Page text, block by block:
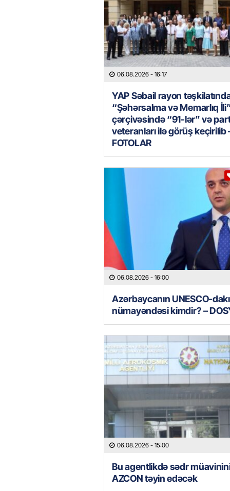
06.08.2026 - 16:17
YAP Səbail rayon
“Şəhərsalma və Memarlıq
çərçivəsində “91-lər” və
veteranları ilə görüş keçirilib
FOTOLAR
06.08.2026 - 16:00
Azərbaycanın UNESCO-
nümayəndəsi kimdir? –
06.08.2026 - 15:00
Bu agentlikdə sədr
AZCON təyin edəcək